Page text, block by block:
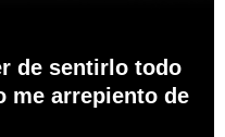
de sentirlo todo
me arrepiento de